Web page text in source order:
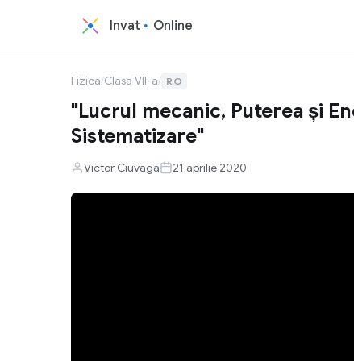
Invat Online
Fizica/Clasa VII-a/ RO
"Lucrul mecanic, Puterea și
Sistematizare"
Victor Ciuvaga 21 aprilie 2020